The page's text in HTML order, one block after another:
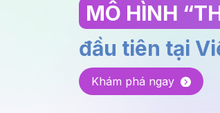
MÔ HÌNH
đầu tiên tại
Khám phá ngay